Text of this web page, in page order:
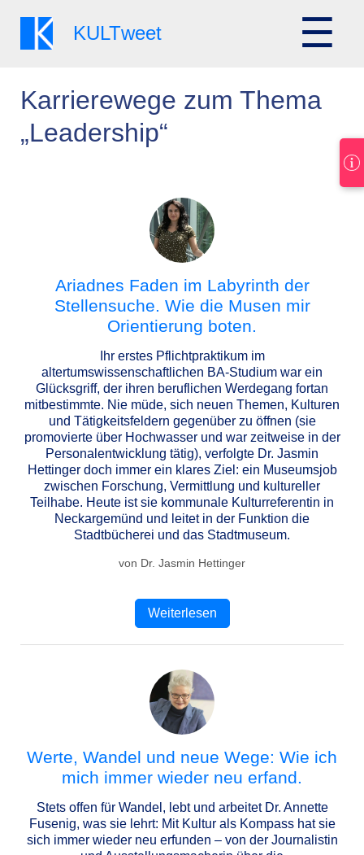
KULTweet ☰
Karrierewege zum Thema
„Leadership“
Ariadnes Faden im Labyrinth der
Stellensuche. Wie die Musen mir
Orientierung boten.
Ihr erstes Pflichtpraktikum im
altertumswissenschaftlichen BA-Studium war ein
Glücksgriff, der ihren beruflichen Werdegang fortan
mitbestimmte. Nie müde, sich neuen Themen, Kulturen
und Tätigkeitsfeldern gegenüber zu öffnen (sie
promovierte über Hochwasser und war zeitweise in der
Personalentwicklung tätig), verfolgte Dr. Jasmin
Hettinger doch immer ein klares Ziel: ein Museumsjob
zwischen Forschung, Vermittlung und kultureller
Teilhabe. Heute ist sie kommunale Kulturreferentin in
Neckargemünd und leitet in der Funktion die
Stadtbücherei und das Stadtmuseum.
von Dr. Jasmin Hettinger
Weiterlesen
Werte, Wandel und neue Wege: Wie ich
mich immer wieder neu erfand.
Stets offen für Wandel, lebt und arbeitet Dr. Annette
Fusenig, was sie lehrt: Mit Kultur als Kompass hat sie
sich immer wieder neu erfunden – von der Journalistin